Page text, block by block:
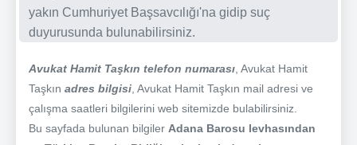
yakın Cumhuriyet Başsavcılığı'na gidip suç
duyurusunda bulunabilirsiniz.
Avukat Hamit Taşkın telefon numarası , Avukat Hamit
Taşkın adres bilgisi , Avukat Hamit Taşkın mail adresi ve
çalışma saatleri bilgilerini web sitemizde bulabilirsiniz.
Bu sayfada bulunan bilgiler Adana Barosu levhasından